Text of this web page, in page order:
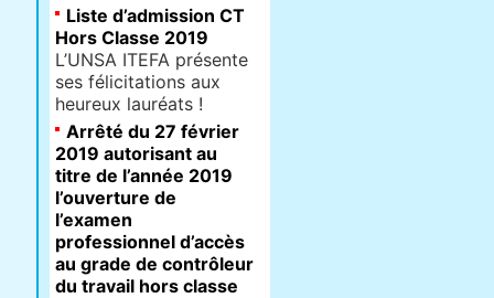
Liste d’admission CT
Hors Classe 2019
L’UNSA ITEFA présente
ses félicitations aux
heureux lauréats !
Arrêté du 27 février
2019 autorisant au
titre de l’année 2019
l’ouverture de
l’examen
professionnel d’accès
au grade de contrôleur
du travail hors classe